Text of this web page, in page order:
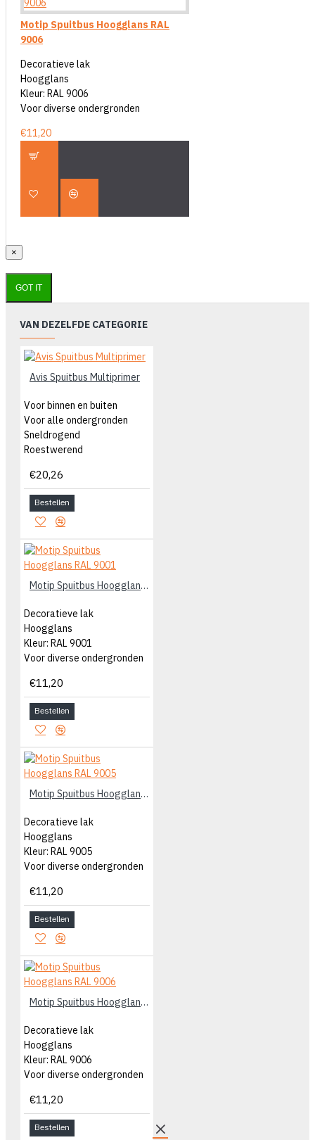
Motip Spuitbus Hoogglans RAL
9006
Decoratieve lak
Hoogglans
Kleur: RAL 9006
Voor diverse ondergronden
€11,20
×
GOT IT
VAN DEZELFDE CATEGORIE
Avis Spuitbus Multiprimer
Voor binnen en buiten
Voor alle ondergronden
Sneldrogend
Roestwerend
€20,26
Bestellen
Motip Spuitbus Hoogglans RAL 9001
Decoratieve lak
Hoogglans
Kleur: RAL 9001
Voor diverse ondergronden
€11,20
Bestellen
Motip Spuitbus Hoogglans RAL 9005
Decoratieve lak
Hoogglans
Kleur: RAL 9005
Voor diverse ondergronden
€11,20
Bestellen
Motip Spuitbus Hoogglans RAL 9006
Decoratieve lak
Hoogglans
Kleur: RAL 9006
Voor diverse ondergronden
€11,20
Bestellen